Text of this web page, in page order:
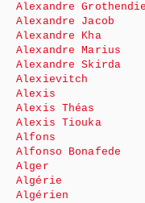
Alexandre
Alexandre Jacob
Alexandre Kha
Alexandre Marius
Alexandre Skirda
Alexievitch
Alexis
Alexis Théas
Alexis Tiouka
Alfons
Alfonso Bonafede
Alger
Algérie
Algérien